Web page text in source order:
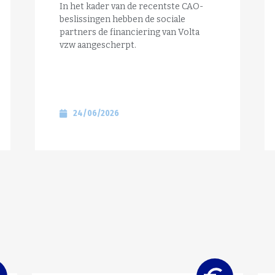
In het kader van de recentste CAO-
beslissingen hebben de sociale
partners de financiering van Volta
vzw aangescherpt.
24/06/2026